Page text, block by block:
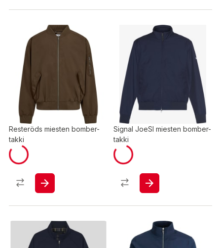
Resteröds miesten bomber-
takki
Signal JoeSI miesten bomber-
takki